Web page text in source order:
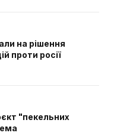
на рішення
проти росії
"пекельних